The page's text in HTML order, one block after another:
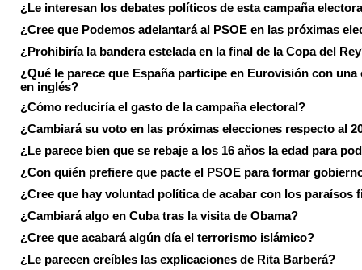
¿Le interesan los debates políticos de esta campaña
¿Cree que Podemos adelantará al PSOE en las próximas
¿Prohibiría la bandera estelada en la final de la Copa del
¿Qué le parece que España participe en Eurovisión con una
en inglés?
¿Cómo reduciría el gasto de la campaña electoral?
¿Cambiará su voto en las próximas elecciones respecto al
¿Le parece bien que se rebaje a los 16 años la edad para
¿Con quién prefiere que pacte el PSOE para formar
¿Cree que hay voluntad política de acabar con los paraísos
¿Cambiará algo en Cuba tras la visita de Obama?
¿Cree que acabará algún día el terrorismo islámico?
¿Le parecen creíbles las explicaciones de Rita Barberá?